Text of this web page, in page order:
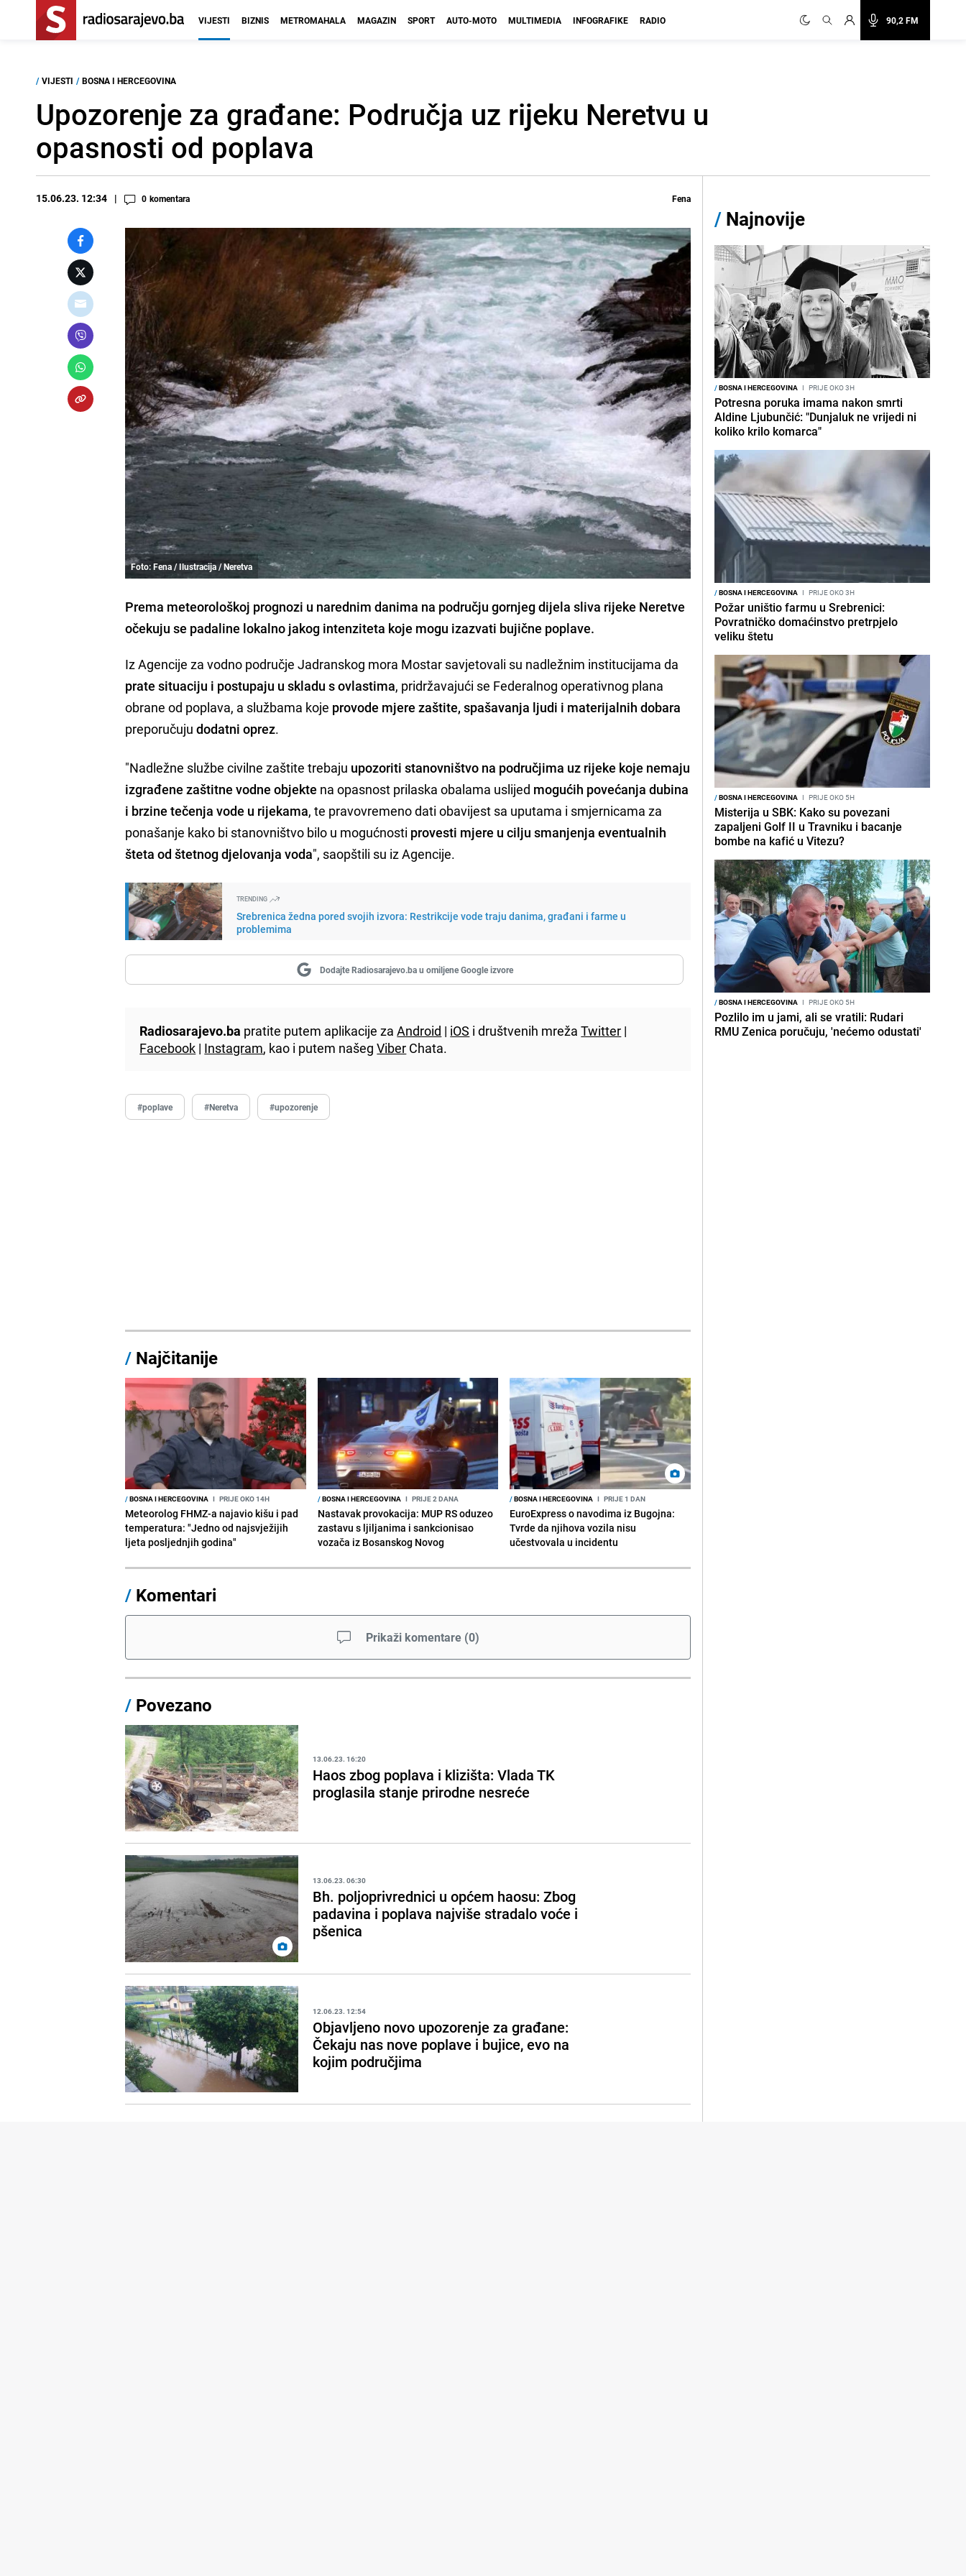
90,2 FM
VIJESTI BIZNIS METROMAHALA MAGAZIN SPORT AUTO-MOTO MULTIMEDIA INFOGRAFIKE RADIO
/ VIJESTI / BOSNA I HERCEGOVINA
Upozorenje za građane: Područja uz rijeku Neretvu u
opasnosti od poplava
15.06.23. 12:34 0 komentara Fena
Foto: Fena / Ilustracija / Neretva
Prema meteorološkoj prognozi u narednim danima na području gornjeg dijela sliva rijeke Neretve
očekuju se padaline lokalno jakog intenziteta koje mogu izazvati bujične poplave.
Iz Agencije za vodno područje Jadranskog mora Mostar savjetovali su nadležnim institucijama da
prate situaciju i postupaju u skladu s ovlastima, pridržavajući se Federalnog operativnog plana
obrane od poplava, a službama koje provode mjere zaštite, spašavanja ljudi i materijalnih dobara
preporučujudodatni oprez.
"Nadležne službe civilne zaštite trebaju upozoriti stanovništvo na područjima uz rijeke koje nemaju
izgrađene zaštitne vodne objekte na opasnost prilaska obalama uslijed mogućih povećanja dubina
i brzine tečenja vode u rijekama, te pravovremeno dati obavijest sa uputama i smjernicama za
ponašanje kako bi stanovništvo bilo u mogućnosti provesti mjere u cilju smanjenja eventualnih
šteta od štetnog djelovanja voda", saopštili su iz Agencije.
TRENDING
Srebrenica žedna pored svojih izvora: Restrikcije vode traju danima, građani i farme u
problemima
Dodajte Radiosarajevo.ba u omiljene Google izvore
Radiosarajevo.ba pratite putem aplikacije zaAndroid | iOS i društvenih mrežaTwitter |
Facebook | Instagram, kao i putem našegViber Chata.
#poplave #Neretva #upozorenje
/ Najčitanije
/BOSNA I HERCEGOVINA I PRIJE OKO 14H
Meteorolog FHMZ-a najavio kišu i pad
temperatura: "Jedno od najsvježijih
ljeta posljednjih godina"
/BOSNA I HERCEGOVINA I PRIJE 2 DANA
Nastavak provokacija: MUP RS oduzeo
zastavu s ljiljanima i sankcionisao
vozača iz Bosanskog Novog
/BOSNA I HERCEGOVINA I PRIJE 1 DAN
EuroExpress o navodima iz Bugojna:
Tvrde da njihova vozila nisu
učestvovala u incidentu
/ Komentari
Prikaži komentare (0)
/ Povezano
13.06.23. 16:20
Haos zbog poplava i klizišta: Vlada TK
proglasila stanje prirodne nesreće
13.06.23. 06:30
Bh. poljoprivrednici u općem haosu: Zbog
padavina i poplava najviše stradalo voće i
pšenica
12.06.23. 12:54
Objavljeno novo upozorenje za građane:
Čekaju nas nove poplave i bujice, evo na
kojim područjima
/ Najnovije
/BOSNA I HERCEGOVINA I PRIJE OKO 3H
Potresna poruka imama nakon smrti
Aldine Ljubunčić: "Dunjaluk ne vrijedi ni
koliko krilo komarca"
/BOSNA I HERCEGOVINA I PRIJE OKO 3H
Požar uništio farmu u Srebrenici:
Povratničko domaćinstvo pretrpjelo
veliku štetu
/BOSNA I HERCEGOVINA I PRIJE OKO 5H
Misterija u SBK: Kako su povezani
zapaljeni Golf II u Travniku i bacanje
bombe na kafić u Vitezu?
/BOSNA I HERCEGOVINA I PRIJE OKO 5H
Pozlilo im u jami, ali se vratili: Rudari
RMU Zenica poručuju, 'nećemo odustati'